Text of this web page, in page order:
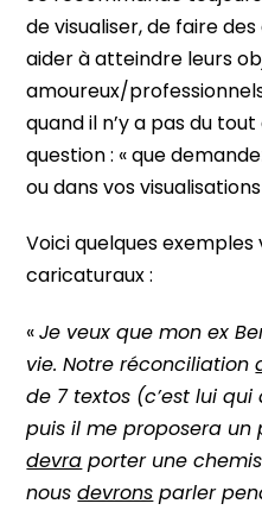
de visualiser, de faire
aider à atteindre leurs
amoureux/
quand il n’y a pas du
question : « que
ou dans vos visualisations
Voici quelques
caricaturaux :
«Je veux que mon ex
vie. Notre réconciliation
de 7 textos (c’est lui
puis il me proposera un
devra porter une
nousdevrons parler